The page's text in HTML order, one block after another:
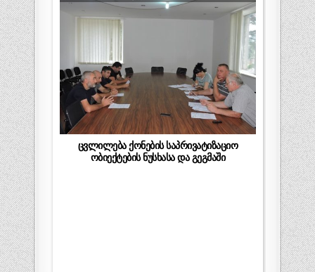
ცვლილება ქონების საპრივატიზაციო
ობიექტების ნუსხასა და გეგმაში